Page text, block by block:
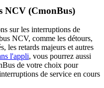
NCV (CmonBus)
sur les interruptions de
NCV, comme les détours,
les retards majeurs et autres
l'appli, vous pourrez aussi
de votre choix pour
de service en cours